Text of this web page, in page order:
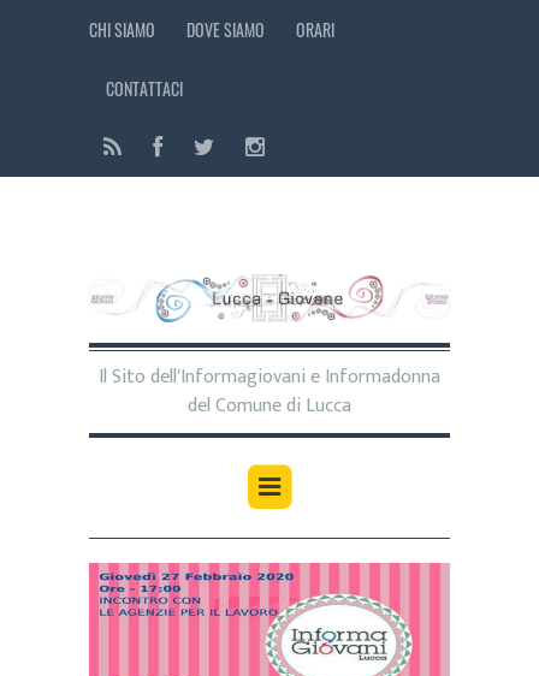
CHI SIAMO DOVE SIAMO ORARI
CONTATTACI
Il Sito dell'Informagiovani e Informadonna
del Comune di Lucca